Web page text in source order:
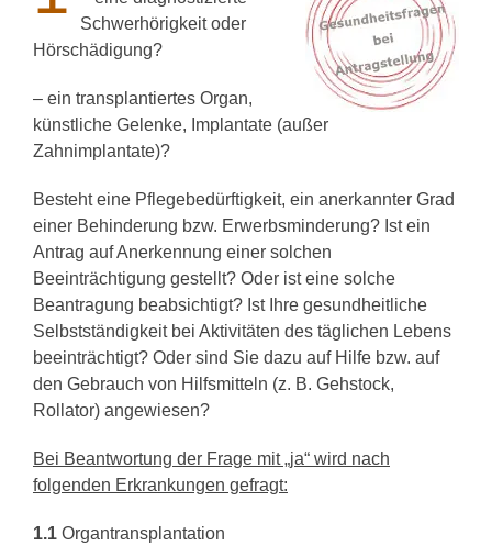
Schwerhörigkeit oder
Hörschädigung?
– ein transplantiertes Organ,
künstliche Gelenke, Implantate (außer
Zahnimplantate)?
Besteht eine Pflegebedürftigkeit, ein anerkannter Grad
einer Behinderung bzw. Erwerbsminderung? Ist ein
Antrag auf Anerkennung einer solchen
Beeinträchtigung gestellt? Oder ist eine solche
Beantragung beabsichtigt? Ist Ihre gesundheitliche
Selbstständigkeit bei Aktivitäten des täglichen Lebens
beeinträchtigt? Oder sind Sie dazu auf Hilfe bzw. auf
den Gebrauch von Hilfsmitteln (z. B. Gehstock,
Rollator) angewiesen?
Bei Beantwortung der Frage mit „ja“ wird nach
folgenden Erkrankungen gefragt:
1.1Organtransplantation